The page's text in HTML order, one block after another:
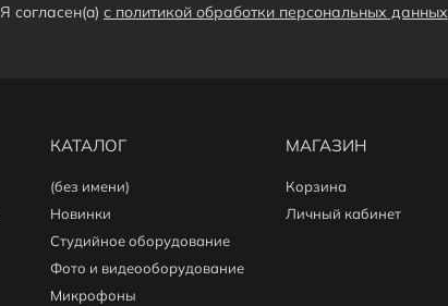
Я согласен(a) с политикой обработки персональных данных
КАТАЛОГ
(без имени)
Новинки
Студийное оборудование
Фото и видеооборудование
Микрофоны
МАГАЗИН
Корзина
Личный кабинет